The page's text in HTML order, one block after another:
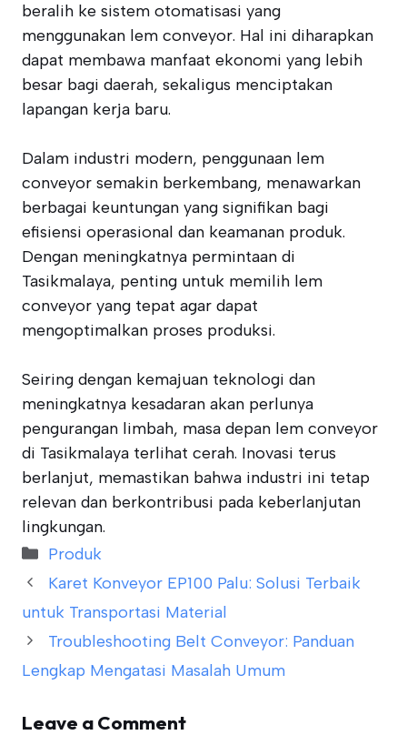
beralih ke sistem otomatisasi yang
menggunakan lem conveyor. Hal ini diharapkan
dapat membawa manfaat ekonomi yang lebih
besar bagi daerah, sekaligus menciptakan
lapangan kerja baru.
Dalam industri modern, penggunaan lem
conveyor semakin berkembang, menawarkan
berbagai keuntungan yang signifikan bagi
efisiensi operasional dan keamanan produk.
Dengan meningkatnya permintaan di
Tasikmalaya, penting untuk memilih lem
conveyor yang tepat agar dapat
mengoptimalkan proses produksi.
Seiring dengan kemajuan teknologi dan
meningkatnya kesadaran akan perlunya
pengurangan limbah, masa depan lem conveyor
di Tasikmalaya terlihat cerah. Inovasi terus
berlanjut, memastikan bahwa industri ini tetap
relevan dan berkontribusi pada keberlanjutan
lingkungan.
Categories
Produk
Karet Konveyor EP100 Palu: Solusi Terbaik
untuk Transportasi Material
Troubleshooting Belt Conveyor: Panduan
Lengkap Mengatasi Masalah Umum
Leave a Comment